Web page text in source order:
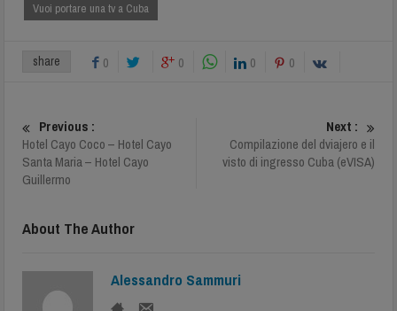
Vuoi portare una tv a Cuba
share 0 0 0 0
Previous :
Hotel Cayo Coco – Hotel Cayo
Santa Maria – Hotel Cayo
Guillermo
Next :
Compilazione del dviajero e il
visto di ingresso Cuba (eVISA)
About The Author
Alessandro Sammuri